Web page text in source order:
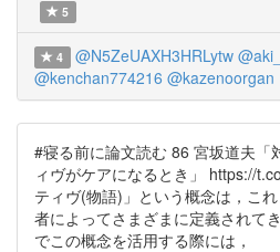
5
4 @N5ZeUAXH3HRLytw
@kenchan774216 @kazenoorgan
#寝る前に論文読む 86 宮坂道夫「
ィヴがケアになるとき」 https://
ティヴ(物語)」という概念は，こ
者によってさまざまに定義されて
でこの概念を活用する際には，